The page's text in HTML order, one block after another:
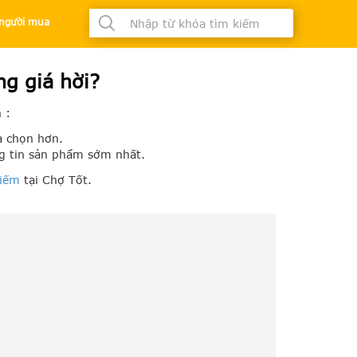
mua
giá hời?
:
chọn hơn.
tin sản phẩm sớm nhất.
tại Chợ Tốt.